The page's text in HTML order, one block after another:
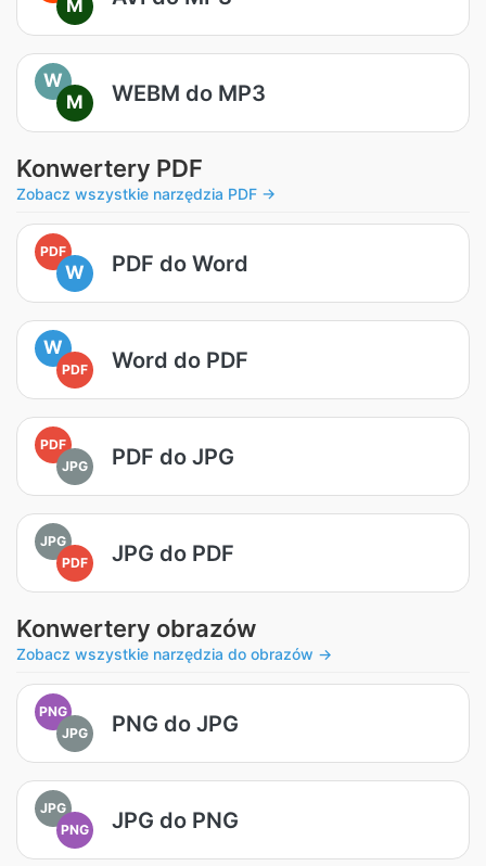
M
W
M
WEBM do MP3
Konwertery PDF
Zobacz wszystkie narzędzia PDF →
PDF
W PDF do Word
W
PDF Word do PDF
PDF
JPG
PDF do JPG
JPG
PDF
JPG do PDF
Konwertery obrazów
Zobacz wszystkie narzędzia do obrazów →
PNG
JPG
PNG do JPG
JPG
PNG
JPG do PNG